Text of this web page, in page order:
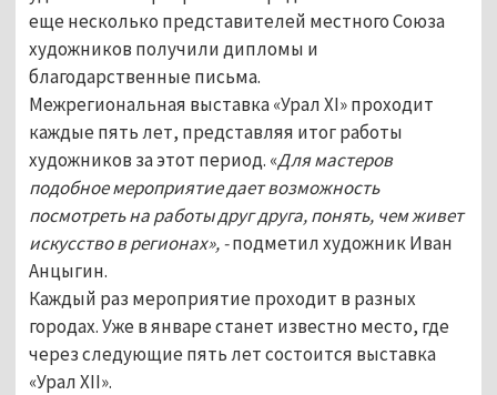
еще несколько представителей местного Союза
художников получили дипломы и
благодарственные письма.
Межрегиональная выставка «Урал XI» проходит
каждые пять лет, представляя итог работы
художников за этот период. «Для мастеров
подобное мероприятие дает возможность
посмотреть на работы друг друга, понять, чем живет
искусство в регионах», -подметил художник Иван
Анцыгин.
Каждый раз мероприятие проходит в разных
городах. Уже в январе станет известно место, где
через следующие пять лет состоится выставка
«Урал XII».